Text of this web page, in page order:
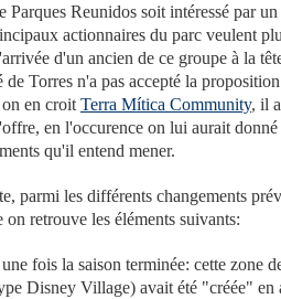
Parques Reunidos soit intéressé par
actionnaires du parc veulent
d'un ancien de ce groupe à la
de Torres n'a pas accepté la
en croitTerra Mítica Community, il
en l'occurence on lui aurait donné
qu'il entend mener.
parmi les différents changements
on retrouve les éléments suivants:
fois la saison terminée: cette zone
Disney Village) avait été "créée" en